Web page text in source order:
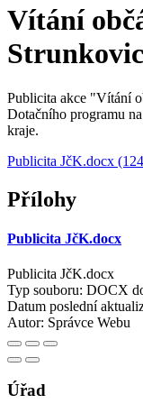
Vítání
Publicita akce "Vítání
Dotačního programu
kraje.
Publicita JčK.docx
Přílohy
Publicita JčK.docx
Publicita JčK.docx
Typ souboru: DOCX
Datum poslední
Autor: Správce Webu
Úřad